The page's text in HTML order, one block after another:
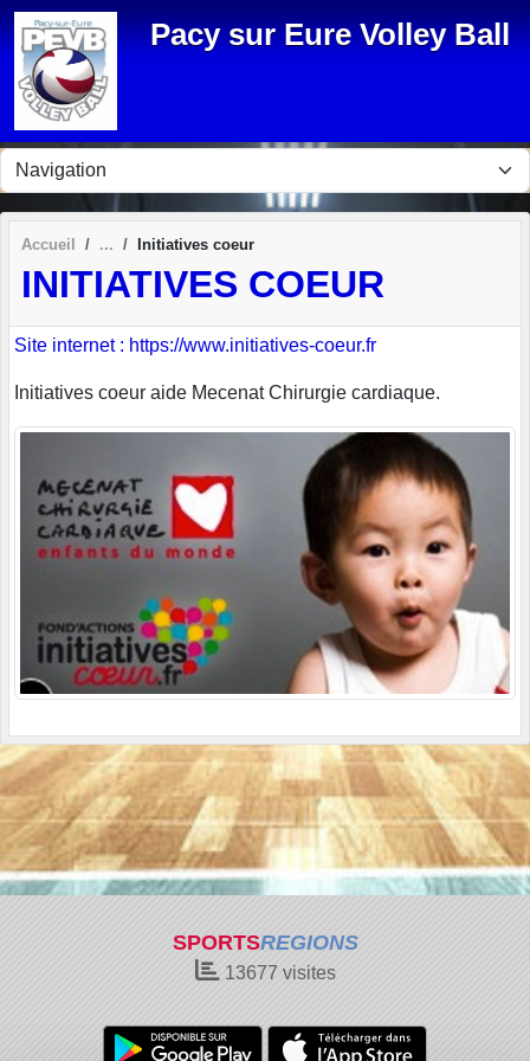
Pacy sur Eure Volley Ball
Accueil Initiatives coeur
INITIATIVES COEUR
Site internet : https://www.initiatives-coeur.fr
Initiatives coeur aide Mecenat Chirurgie cardiaque.
SPORTSREGIONS
13677 visites
Panneau de gestion des cookies